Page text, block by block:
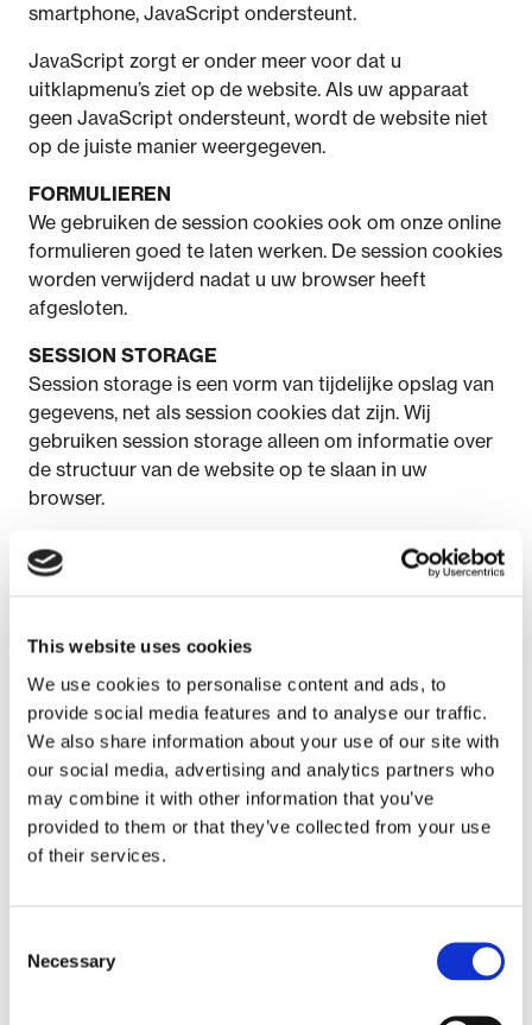
This website uses cookies
We use cookies to personalise content and ads, to
provide social media features and to analyse our traffic.
We also share information about your use of our site with
our social media, advertising and analytics partners who
may combine it with other information that you’ve
provided to them or that they’ve collected from your use
of their services.
Selection
Necessary
smartphone, JavaScript ondersteunt.
JavaScript zorgt er onder meer voor dat u
uitklapmenu’s ziet op de website. Als uw apparaat
geen JavaScript ondersteunt, wordt de website niet
op de juiste manier weergegeven.
FORMULIEREN
We gebruiken de session cookies ook om onze online
formulieren goed te laten werken. De session cookies
worden verwijderd nadat u uw browser heeft
afgesloten.
SESSION STORAGE
Session storage is een vorm van tijdelijke opslag van
gegevens, net als session cookies dat zijn. Wij
gebruiken session storage alleen om informatie over
de structuur van de website op te slaan in uw
browser.
Session storage zorgt ervoor dat u makkelijk door de
lijst met onderwerpen op de website kunt klikken of
WEBSITESTATISTIEKEN
Wij gebruiken een statistiekenprogramma om te
analyseren welke pagina’s het meest bezocht worden,
hoe bezoekers op onze website zijn gekomen en
welke zoektermen er gebruikt worden in onze
zoekmachine.
Hiertoe verzamelen wij, net als de meeste websites,
De logfiles worden 5 dagen op de webserver